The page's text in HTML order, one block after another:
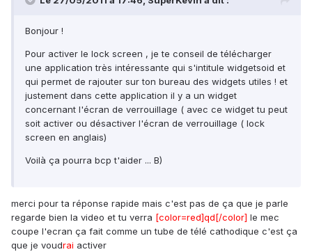
Bonjour !
Pour activer le lock screen , je te conseil de télécharger
une application très intéressante qui s'intitule widgetsoid et
qui permet de rajouter sur ton bureau des widgets utiles ! et
justement dans cette application il y a un widget
concernant l'écran de verrouillage ( avec ce widget tu peut
soit activer ou désactiver l'écran de verrouillage ( lock
screen en anglais)
Voilà ça pourra bcp t'aider ... B)
merci pour ta réponse rapide mais c'est pas de ça que je parle
regarde bien la video et tu verra [color=red]qd[/color] le mec
coupe l'ecran ça fait comme un tube de télé cathodique c'est ça
que je voudrai activer